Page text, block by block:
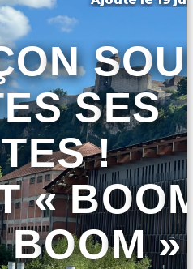
SES
!
«
BOOM »